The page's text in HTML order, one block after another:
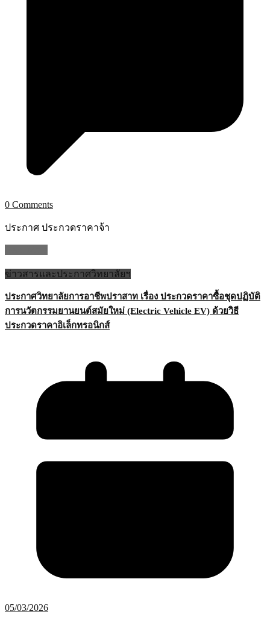
0 Comments
ประกาศ ประกวดราคาจ้า
ข่าวสารและประกาศวิทยาลัยฯ
ประกาศวิทยาลัยการอาชีพปราสาท เรื่อง ประกวดราคาซื้อชุดปฏิบัติ
การนวัตกรรมยานยนต์สมัยใหม่ (Electric Vehicle EV) ด้วยวิธี
ประกวดราคาอิเล็กทรอนิกส์
05/03/2026